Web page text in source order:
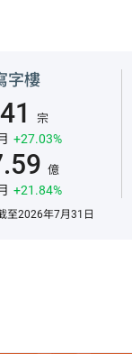
字樓
宗
+27.03%
億
+21.84%
至2026年7月31日